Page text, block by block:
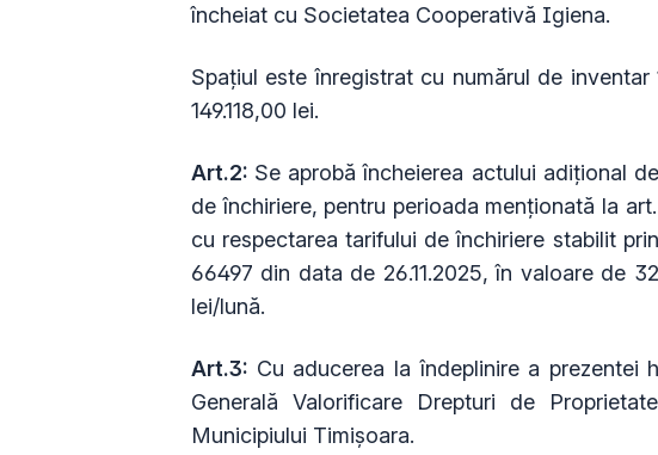
încheiat cu Societatea Cooperativă Igiena.
Spațiul este înregistrat cu numărul de inventar
149.118,00 lei.
Art.2: Se aprobă încheierea actului adițional
de închiriere, pentru perioada menționată la
cu respectarea tarifului de închiriere stabilit
66497 din data de 26.11.2025, în valoare de
lei/lună.
Art.3: Cu aducerea la îndeplinire a prezentei
Generală Valorificare Drepturi de
Municipiului Timișoara.